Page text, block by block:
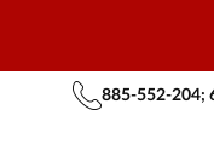
885-552-204;